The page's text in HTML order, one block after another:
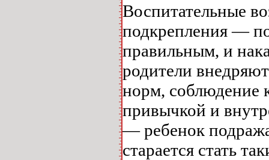
Воспитательные
подкрепления —
правильным, и
родители
норм, соблюдение
привычкой и
— ребенок
старается стать